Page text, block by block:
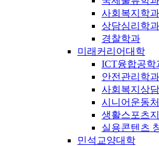
사회복지학과
상담심리학과
경찰학과
미래커리어대학
ICT융합공학
안전관리학과
사회복지상
시니어운동
생활스포츠
실용콘텐츠
민석교양대학